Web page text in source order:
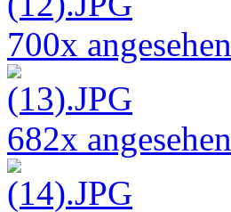
700x angesehen
682x angesehen